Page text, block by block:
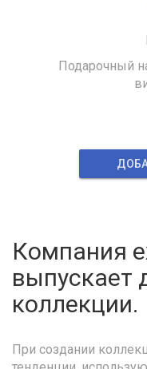
Подарочный
Компания
выпускает
коллекции.
При создании